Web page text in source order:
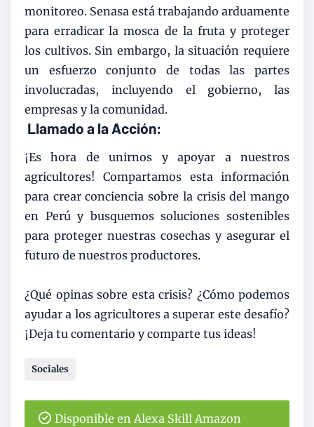
monitoreo. Senasa está trabajando arduamente
para erradicar la mosca de la fruta y proteger
los cultivos. Sin embargo, la situación requiere
un esfuerzo conjunto de todas las partes
involucradas, incluyendo el gobierno, las
empresas y la comunidad.
Llamado a la Acción:
¡Es hora de unirnos y apoyar a nuestros
agricultores! Compartamos esta información
para crear conciencia sobre la crisis del mango
en Perú y busquemos soluciones sostenibles
para proteger nuestras cosechas y asegurar el
futuro de nuestros productores.
¿Qué opinas sobre esta crisis? ¿Cómo podemos
ayudar a los agricultores a superar este desafío?
¡Deja tu comentario y comparte tus ideas!
Sociales
Disponible en Alexa Skill Amazon